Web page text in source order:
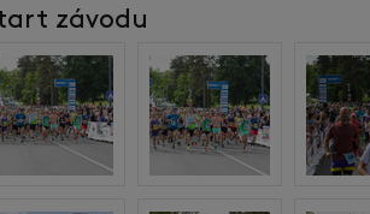
závodu